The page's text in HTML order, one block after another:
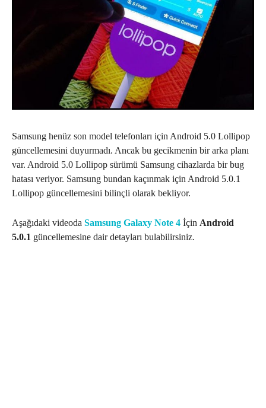
Samsung henüz son model telefonları için Android 5.0 Lollipop
güncellemesini duyurmadı. Ancak bu gecikmenin bir arka planı
var. Android 5.0 Lollipop sürümü Samsung cihazlarda bir bug
hatası veriyor. Samsung bundan kaçınmak için Android 5.0.1
Lollipop güncellemesini bilinçli olarak bekliyor.
Aşağıdaki videoda Samsung Galaxy Note 4 İçin Android
5.0.1 güncellemesine dair detayları bulabilirsiniz.